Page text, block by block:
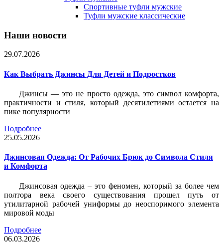
Спортивные туфли мужские
Туфли мужские классические
Наши новости
29.07.2026
Как Выбрать Джинсы Для Детей и Подростков
Джинсы — это не просто одежда, это символ комфорта,
практичности и стиля, который десятилетиями остается на
пике популярности
Подробнее
25.05.2026
Джинсовая Одежда: От Рабочих Брюк до Символа Стиля
и Комфорта
Джинсовая одежда – это феномен, который за более чем
полтора века своего существования прошел путь от
утилитарной рабочей униформы до неоспоримого элемента
мировой моды
Подробнее
06.03.2026